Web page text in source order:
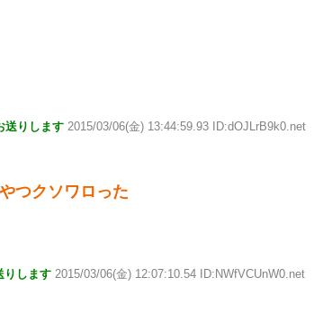
送りします 2015/03/06(金) 13:44:59.93 ID:dOJLrB9k0.net
つクソワロった
りします 2015/03/06(金) 12:07:10.54 ID:NWfVCUnW0.net